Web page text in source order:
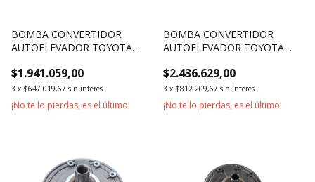
BOMBA CONVERTIDOR
AUTOELEVADOR TOYOTA
5000KG
$1.941.059,00
3 x $647.019,67 sin interés
¡No te lo pierdas, es el último!
BOMBA CONVERTIDOR
AUTOELEVADOR TOYOTA
3000KG
$2.436.629,00
3 x $812.209,67 sin interés
¡No te lo pierdas, es el último!